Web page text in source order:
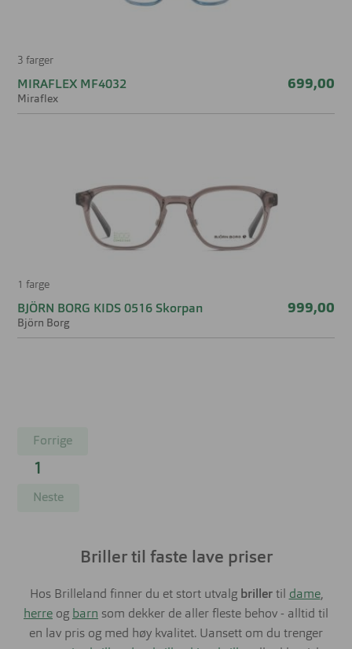
3 farger
MIRAFLEX MF4032
Miraflex
699,00
1 farge
BJÖRN BORG KIDS 0516 Skorpan
Björn Borg
999,00
Forrige
1
Neste
Briller til faste lave priser
Hos Brilleland finner du et stort utvalg brillertil dame,
herre og barn som dekker de aller fleste behov - alltid til
en lav pris og med høy kvalitet. Uansett om du trenger